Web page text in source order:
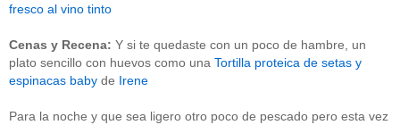
fresco al vino tinto
Cenas y Recena: Y si te quedaste con un poco de hambre, un
plato sencillo con huevos como una Tortilla proteica de setas y
espinacas baby de Irene
Para la noche y que sea ligero otro poco de pescado pero esta vez